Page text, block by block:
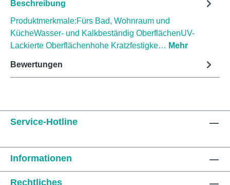
Beschreibung
Produktmerkmale:Fürs Bad, Wohnraum und
KücheWasser- und Kalkbeständig OberflächenUV-
Lackierte Oberflächenhohe Kratzfestigke… Mehr
Bewertungen
Service-Hotline
Informationen
Rechtliches